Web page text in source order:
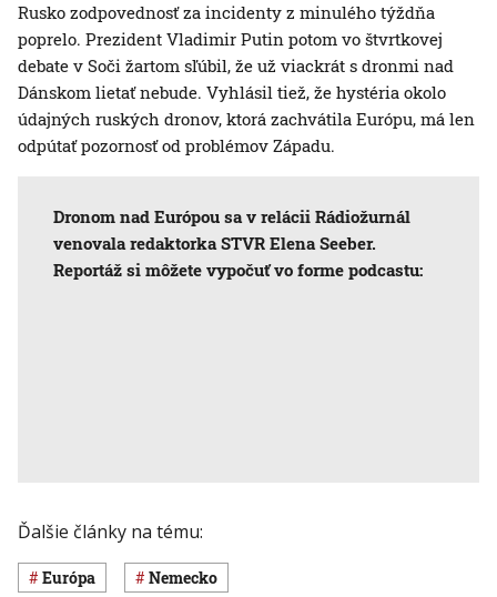
Rusko zodpovednosť za incidenty z minulého týždňa
poprelo. Prezident Vladimir Putin potom vo štvrtkovej
debate v Soči žartom sľúbil, že už viackrát s dronmi nad
Dánskom lietať nebude. Vyhlásil tiež, že hystéria okolo
údajných ruských dronov, ktorá zachvátila Európu, má len
odpútať pozornosť od problémov Západu.
Dronom nad Európou sa v relácii Rádiožurnál
venovala redaktorka STVR Elena Seeber.
Reportáž si môžete vypočuť vo forme podcastu:
Ďalšie články na tému:
Európa Nemecko